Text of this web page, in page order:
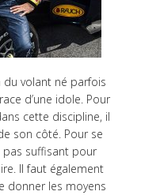
du volant né parfois
d’une idole. Pour
cette discipline, il
son côté. Pour se
pas suffisant pour
Il faut également
donner les moyens